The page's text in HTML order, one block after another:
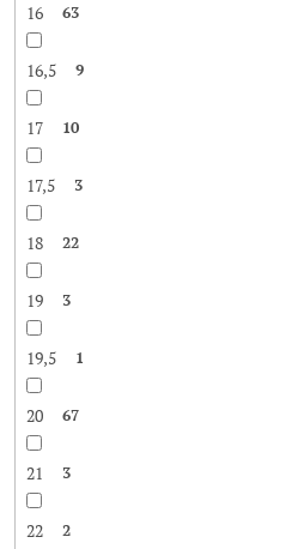
16 63
16,5 9
17 10
17,5 3
18 22
19 3
19,5 1
20 67
21 3
22 2